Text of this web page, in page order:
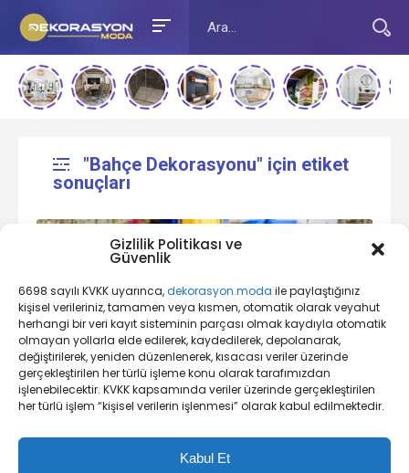
Gizlilik Politikası ve
Güvenlik
6698 sayılı KVKK uyarınca,dekorasyon.moda ile paylaştığınız
kişisel verileriniz, tamamen veya kısmen, otomatik olarak veyahut
herhangi bir veri kayıt sisteminin parçası olmak kaydıyla otomatik
olmayan yollarla elde edilerek, kaydedilerek, depolanarak,
değiştirilerek, yeniden düzenlenerek, kısacası veriler üzerinde
gerçekleştirilen her türlü işleme konu olarak tarafımızdan
işlenebilecektir. KVKK kapsamında veriler üzerinde gerçekleştirilen
her türlü işlem “kişisel verilerin işlenmesi” olarak kabul edilmektedir.
Kabul Et
"Bahçe Dekorasyonu" için etiket
sonuçları
Bahçe Dekorasyonu Nedir?